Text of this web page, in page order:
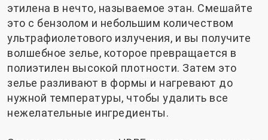
этилена в нечто, называемое этан. Смешайте
это с бензолом и небольшим количеством
ультрафиолетового излучения, и вы получите
волшебное зелье, которое превращается в
полиэтилен высокой плотности. Затем это
зелье разливают в формы и нагревают до
нужной температуры, чтобы удалить все
нежелательные ингредиенты.